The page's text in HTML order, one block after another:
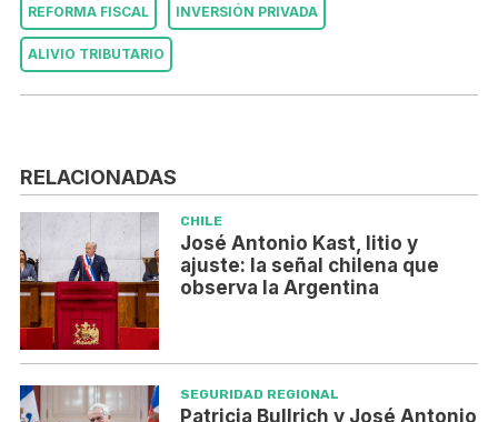
REFORMA FISCAL INVERSIÓN PRIVADA
ALIVIO TRIBUTARIO
RELACIONADAS
CHILE
José Antonio Kast, litio y
ajuste: la señal chilena que
observa la Argentina
SEGURIDAD REGIONAL
Patricia Bullrich y José Antonio